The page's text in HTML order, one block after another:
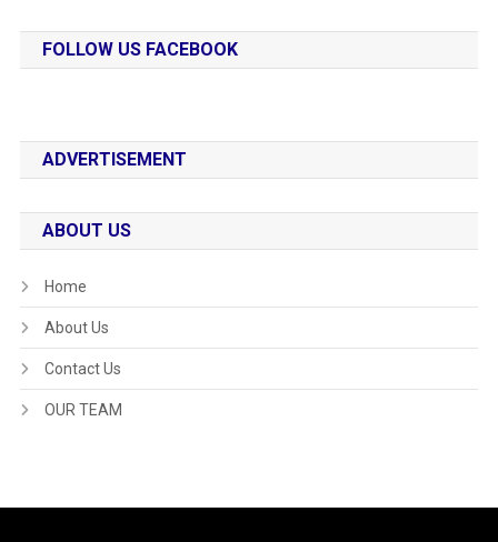
FOLLOW US FACEBOOK
ADVERTISEMENT
ABOUT US
Home
About Us
Contact Us
OUR TEAM